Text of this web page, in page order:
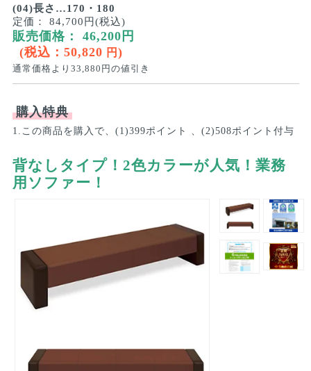
(04)長さ…170・180
定価：
84,700円(税込)
販売価格： 46,200 円
(税込： 50,820 円 )
通常価格より 33,880 円の値引き
購入特典
1.この商品を購入で、(1)399ポイント 、(2)508ポイント付与
背なしタイプ！2色カラーが人気！業務
用ソファー！